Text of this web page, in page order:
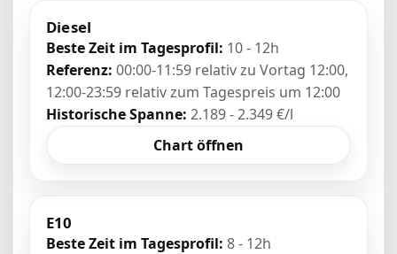
Diesel
Beste Zeit im Tagesprofil: 10 - 12h
Referenz: 00:00-11:59 relativ zu Vortag 12:00,
12:00-23:59 relativ zum Tagespreis um 12:00
Historische Spanne: 2.189 - 2.349 €/l
Chart öffnen
E10
Beste Zeit im Tagesprofil: 8 - 12h